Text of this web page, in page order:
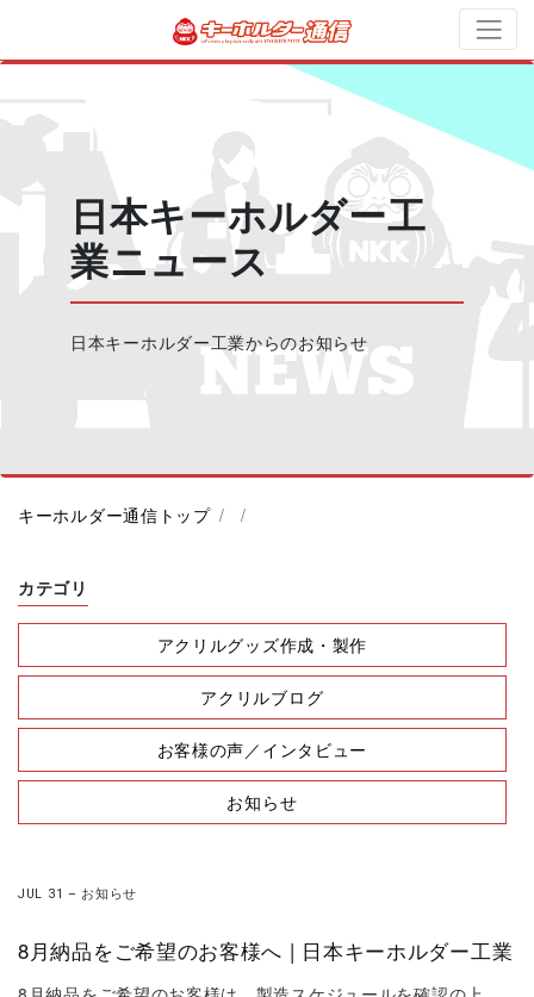
日本キーホルダー工
業ニュース
日本キーホルダー工業からのお知らせ
キーホルダー通信トップ
カテゴリ
アクリルグッズ作成・製作
アクリルブログ
お客様の声／インタビュー
お知らせ
JUL 31 – お知らせ
8月納品をご希望のお客様へ | 日本キーホルダー工業